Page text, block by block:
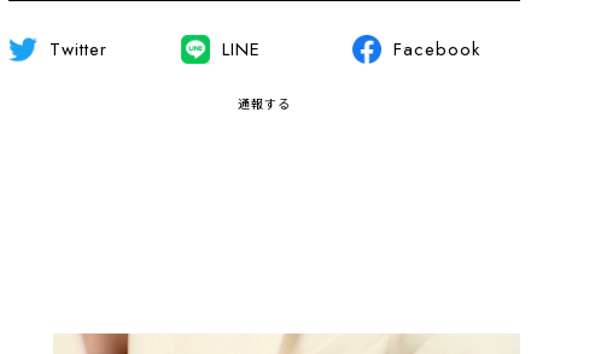
Twitter LINE Facebook
通報する